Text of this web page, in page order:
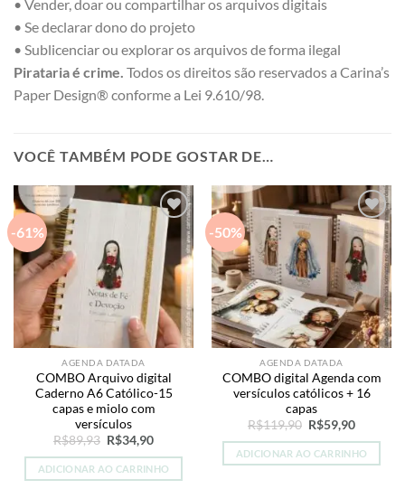
• Vender, doar ou compartilhar os arquivos digitais
• Se declarar dono do projeto
• Sublicenciar ou explorar os arquivos de forma ilegal
Pirataria é crime. Todos os direitos são reservados a Carina’s
Paper Design® conforme a Lei 9.610/98.
VOCÊ TAMBÉM PODE GOSTAR DE…
-61%
Add to
wishlist
AGENDA DATADA
COMBO Arquivo digital
Caderno A6 Católico-15
capas e miolo com
versículos
R$89,93 O
preço
original
era:
R$34,90O
atual
é:
ADICIONAR AO CARRINHO
-50%
Add to
wishlist
AGENDA DATADA
COMBO digital Agenda com
versículos católicos + 16
capas
R$119,90 O
preço
original
era:
R$59,90O
atual
é:
ADICIONAR AO CARRINHO